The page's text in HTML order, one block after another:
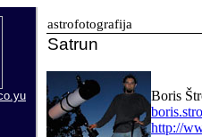
astrofotografija
Satrun
Boris
http://